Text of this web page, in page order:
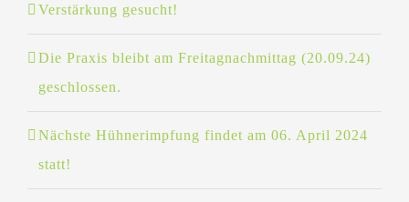
Verstärkung gesucht!
Die Praxis bleibt am Freitagnachmittag (20.09.24)
geschlossen.
Nächste Hühnerimpfung findet am 06. April 2024
statt!